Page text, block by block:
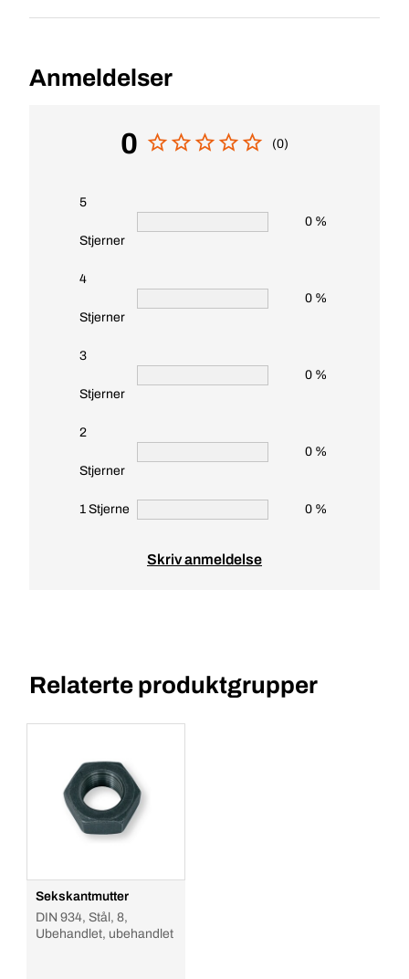
Anmeldelser
0 (0)
5
Stjerner
0 %
4
Stjerner
0 %
3
Stjerner
0 %
2
Stjerner
0 %
1 Stjerne 0 %
Skriv anmeldelse
Relaterte produktgrupper
Sekskantmutter
DIN 934, Stål, 8,
Ubehandlet, ubehandlet